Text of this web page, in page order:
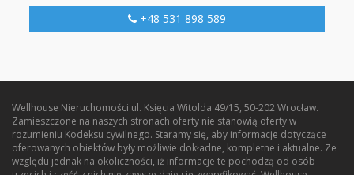
+48 531 898 589
Wellhouse Nieruchomości ul. Księcia Witolda 49/15, 50-202 Wrocław.
Zamieszczone na naszych stronach oferty nie stanowią oferty w
rozumieniu Kodeksu cywilnego. Staramy się, aby informacje dotyczące
oferowanych obiektów były możliwie dokładne, kompletne i aktualne. Ze
względu jednak na okoliczności, iż informacje te pochodzą od osób